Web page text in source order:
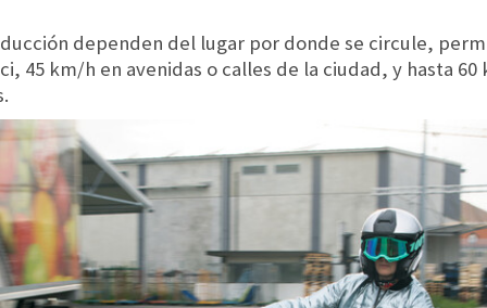
dependen del lugar por donde se circule,
45 km/h en avenidas o calles de la ciudad, y hasta